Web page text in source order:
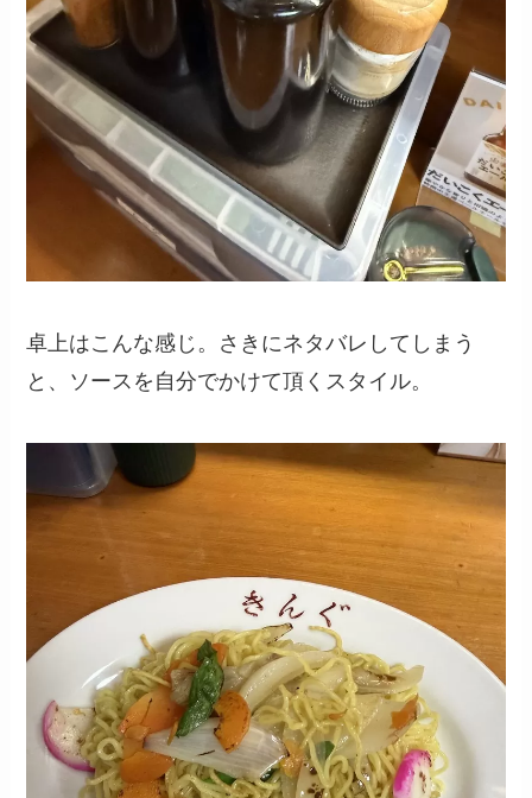
卓上はこんな感じ。さきにネタバレしてしまう
と、ソースを自分でかけて頂くスタイル。